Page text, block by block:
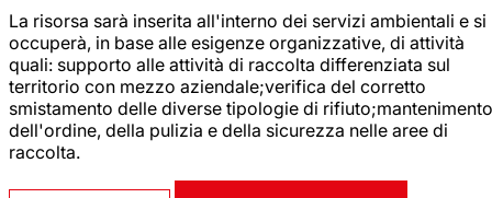
La risorsa sarà inserita all'interno dei servizi ambientali e si
occuperà, in base alle esigenze organizzative, di attività
quali: supporto alle attività di raccolta differenziata sul
territorio con mezzo aziendale;verifica del corretto
smistamento delle diverse tipologie di rifiuto;mantenimento
dell'ordine, della pulizia e della sicurezza nelle aree di
raccolta.